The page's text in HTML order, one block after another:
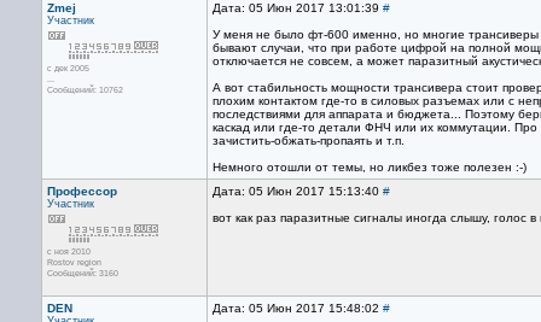
Zmej
Участник
с дек 2005
...
Сообщений: 10762
Дата: 05 Июн 2017 13:01:39 #
У меня не было фт-600 именно, но многие
бывают случаи, что при работе цифрой на полной
отключается не совсем, а может паразитный
А вот стабильность мощности трансивера стоит
плохим контактом где-то в силовых разъемах или с
последствиями для аппарата и бюджета... Поэтому
каскад или где-то детали ФНЧ или их коммутации.
зачистить-обжать-пропаять и т.п.
Немного отошли от темы, но ликбез тоже полезен :-)
Профессор
Участник
с ноя 2010
Rostov region
Сообщений: 3160
Дата: 05 Июн 2017 15:13:40 #
вот как раз паразитные сигналы иногда слышу, голос
DEN Дата: 05 Июн 2017 15:48:02 #